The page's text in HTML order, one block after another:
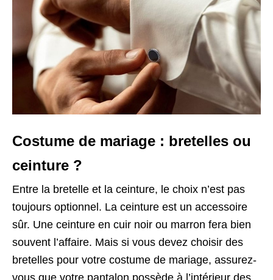
Costume de mariage : bretelles ou
ceinture ?
Entre la bretelle et la ceinture, le choix n’est pas
toujours optionnel. La ceinture est un accessoire
sûr. Une ceinture en cuir noir ou marron fera bien
souvent l’affaire. Mais si vous devez choisir des
bretelles pour votre costume de mariage, assurez-